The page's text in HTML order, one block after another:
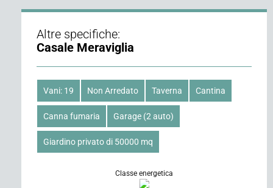
Altre specifiche:
Casale Meraviglia
Vani: 19 Non Arredato Taverna Cantina
Canna fumaria Garage (2 auto)
Giardino privato di 50000 mq
Classe energetica